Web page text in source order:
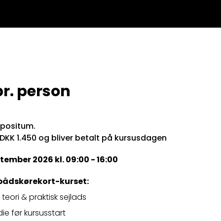
person
1.450 og bliver betalt på kursusdagen
2026 kl. 09:00 - 16:00
kurset:
& praktisk sejlads
før kursusstart